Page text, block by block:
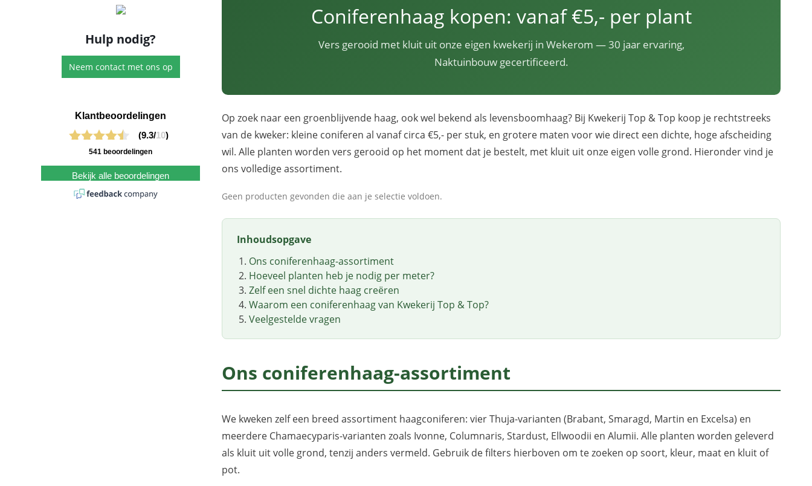
Coniferenhaag kopen: vanaf €5,- per plant
Vers gerooid met kluit uit onze eigen kwekerij in Wekerom — 30 jaar ervaring,
Naktuinbouw gecertificeerd.
Op zoek naar een groenblijvende haag, ook wel bekend als levensboomhaag? Bij Kwekerij Top & Top koop je rechtstreeks
van de kweker: kleine coniferen al vanaf circa €5,- per stuk, en grotere maten voor wie direct een dichte, hoge afscheiding
wil. Alle planten worden vers gerooid op het moment dat je bestelt, met kluit uit onze eigen volle grond. Hieronder vind je
ons volledige assortiment.
Geen producten gevonden die aan je selectie voldoen.
Inhoudsopgave
Ons coniferenhaag-assortiment
Hoeveel planten heb je nodig per meter?
Zelf een snel dichte haag creëren
Waarom een coniferenhaag van Kwekerij Top & Top?
Veelgestelde vragen
Ons coniferenhaag-assortiment
We kweken zelf een breed assortiment haagconiferen: vier Thuja-varianten (Brabant, Smaragd, Martin en Excelsa) en
meerdere Chamaecyparis-varianten zoals Ivonne, Columnaris, Stardust, Ellwoodii en Alumii. Alle planten worden geleverd
als kluit uit volle grond, tenzij anders vermeld. Gebruik de filters hierboven om te zoeken op soort, kleur, maat en kluit of
pot.
Hulp nodig?
Neem contact met ons op
Klantbeoordelingen
(9.3/10)
541 beoordelingen
Bekijk alle beoordelingen